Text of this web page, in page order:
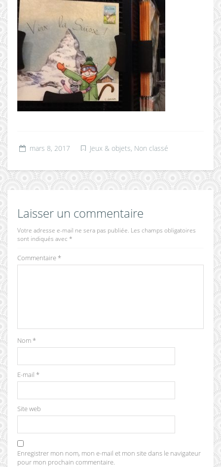
mars 8, 2017 Jeux & objets, Non classé
Laisser un commentaire
Votre adresse e-mail ne sera pas publiée. Les champs obligatoires
sont indiqués avec *
Commentaire*
Nom*
E-mail *
Site web
Enregistrer mon nom, mon e-mail et mon site dans le navigateur
pour mon prochain commentaire.